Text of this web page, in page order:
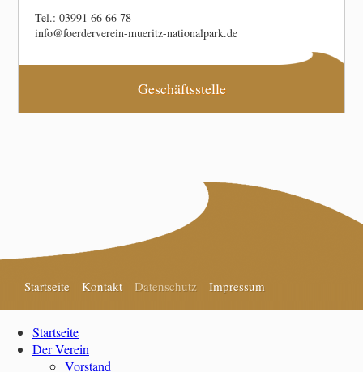
Tel.: 03991 66 66 78
info@foerderverein-mueritz-nationalpark.de
Geschäftsstelle
Startseite Kontakt Datenschutz Impressum
Startseite
Der Verein
Vorstand